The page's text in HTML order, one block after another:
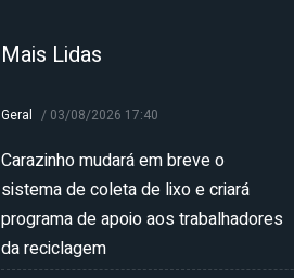
Mais Lidas
Geral / 03/08/2026 17:40
Carazinho mudará em breve o
sistema de coleta de lixo e criará
programa de apoio aos trabalhadores
da reciclagem